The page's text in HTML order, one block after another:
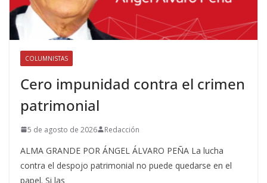
COLUMNISTAS
Cero impunidad contra el crimen
patrimonial
5 de agosto de 2026 Redacción
ALMA GRANDE POR ÁNGEL ÁLVARO PEÑA La lucha
contra el despojo patrimonial no puede quedarse en el
papel. Si las